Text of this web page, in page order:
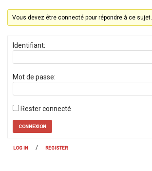
Vous devez être connecté pour répondre à ce sujet.
Identifiant:
Mot de passe:
Rester connecté
CONNEXION
LOG IN / REGISTER